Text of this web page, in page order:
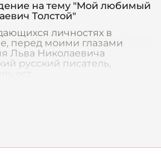
на тему "Мой любимый
Толстой"
личностях в
перед моими глазами
Льва Николаевича
русский писатель,